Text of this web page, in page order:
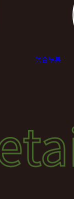
試合結果
試合